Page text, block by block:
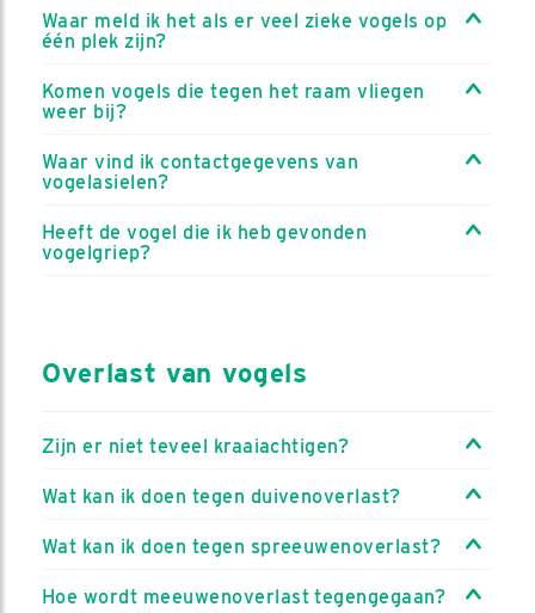
Waar meld ik het als er veel zieke vogels op
één plek zijn?
Komen vogels die tegen het raam vliegen
weer bij?
Waar vind ik contactgegevens van
vogelasielen?
Heeft de vogel die ik heb gevonden
vogelgriep?
Overlast van vogels
Zijn er niet teveel kraaiachtigen?
Wat kan ik doen tegen duivenoverlast?
Wat kan ik doen tegen spreeuwenoverlast?
Hoe wordt meeuwenoverlast tegengegaan?